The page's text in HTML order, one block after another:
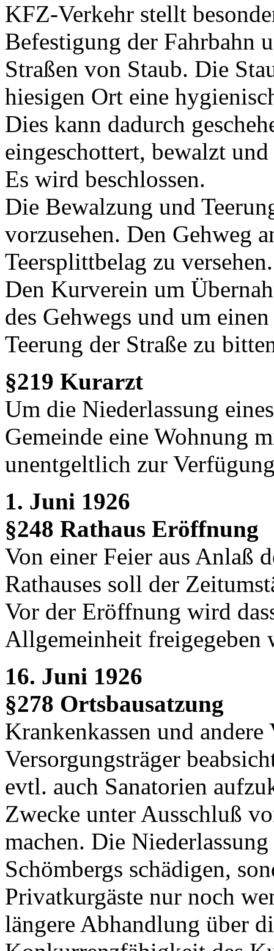
KFZ-Verkehr stellt
Befestigung der Fahrbahn
Straßen von Staub. Die
hiesigen Ort eine
Dies kann dadurch
eingeschottert, bewalzt
Es wird beschlossen.
Die Bewalzung und
vorzusehen. Den Gehweg
Teersplittbelag zu versehen.
Den Kurverein um
des Gehwegs und um
Teerung der Straße zu
§219 Kurarzt
Um die Niederlassung
Gemeinde eine Wohnung
unentgeltlich zur
1. Juni 1926
§248 Rathaus Eröffnung
Von einer Feier aus Anlaß
Rathauses soll der
Vor der Eröffnung wird
Allgemeinheit freigegeben
16. Juni 1926
§278 Ortsbausatzung
Krankenkassen und
Versorgungsträger
evtl. auch Sanatorien
Zwecke unter Ausschluß
machen. Die
Schömbergs schädigen,
Privatkurgäste nur noch
längere Abhandlung über